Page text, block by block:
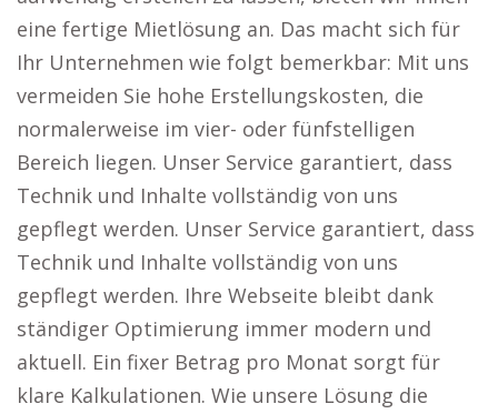
eine fertige Mietlösung an. Das macht sich für
Ihr Unternehmen wie folgt bemerkbar: Mit uns
vermeiden Sie hohe Erstellungskosten, die
normalerweise im vier- oder fünfstelligen
Bereich liegen. Unser Service garantiert, dass
Technik und Inhalte vollständig von uns
gepflegt werden. Unser Service garantiert, dass
Technik und Inhalte vollständig von uns
gepflegt werden. Ihre Webseite bleibt dank
ständiger Optimierung immer modern und
aktuell. Ein fixer Betrag pro Monat sorgt für
klare Kalkulationen. Wie unsere Lösung die